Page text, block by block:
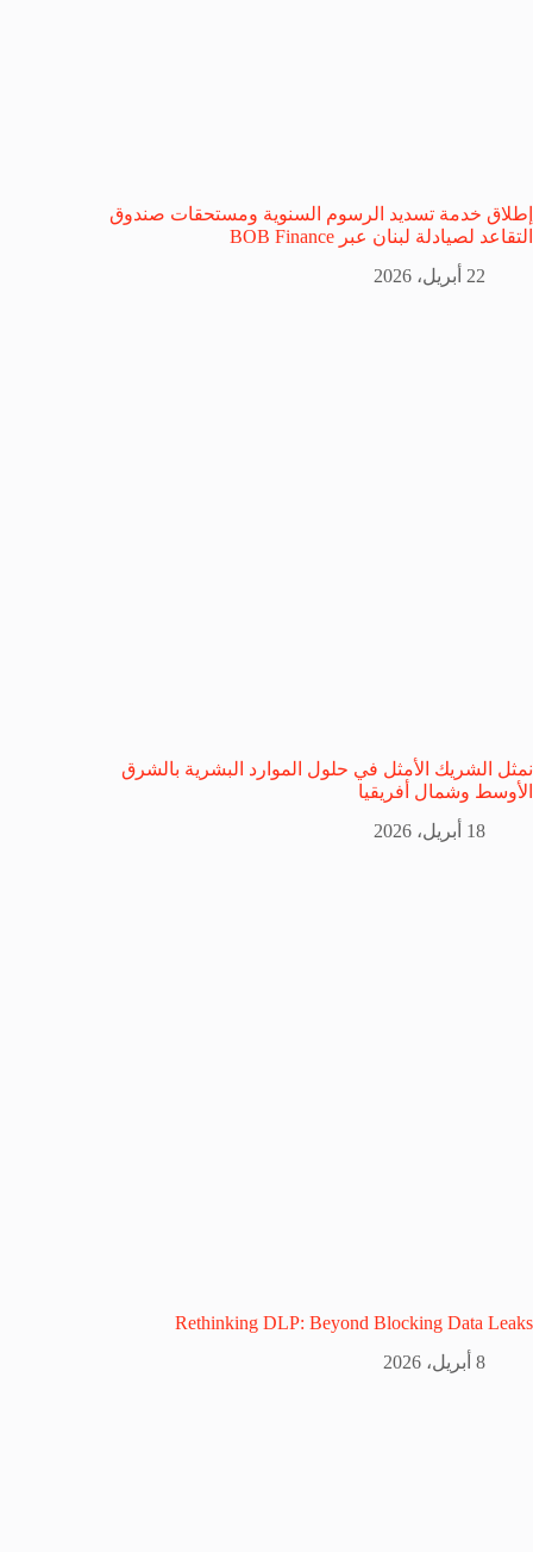
إطلاق خدمة تسديد الرسوم السنوية ومستحقات صندوق
التقاعد لصيادلة لبنان عبر BOB Finance
22 أبريل، 2026
نمثل الشريك الأمثل في حلول الموارد البشرية بالشرق
الأوسط وشمال أفريقيا
18 أبريل، 2026
Rethinking DLP: Beyond Blocking Data Leaks
8 أبريل، 2026